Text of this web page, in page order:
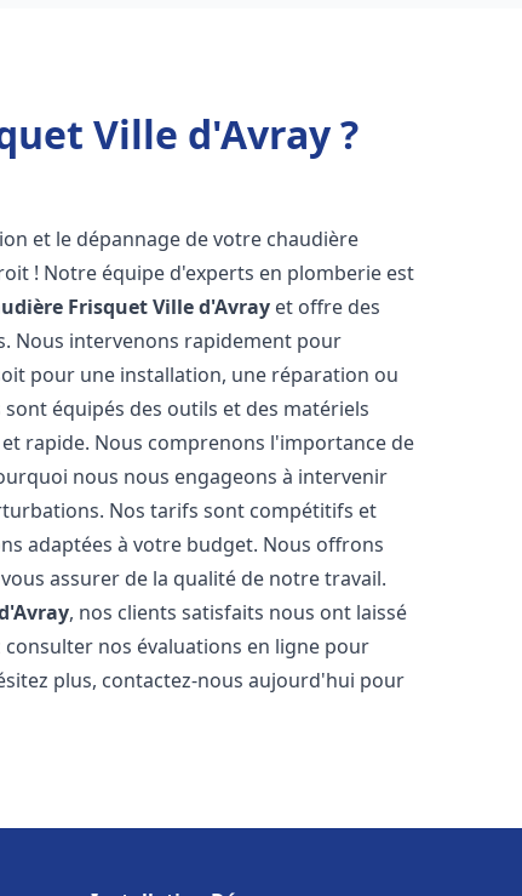
Ville d'Avray ?
et le dépannage de votre chaudière
! Notre équipe d'experts en plomberie est
FrisquetVille d'Avray et offre des
Nous intervenons rapidement pour
pour une installation, une réparation ou
équipés des outils et des matériels
rapide. Nous comprenons l'importance de
nous nous engageons à intervenir
Nos tarifs sont compétitifs et
adaptées à votre budget. Nous offrons
assurer de la qualité de notre travail.
, nos clients satisfaits nous ont laissé
nos évaluations en ligne pour
plus, contactez-nous aujourd'hui pour